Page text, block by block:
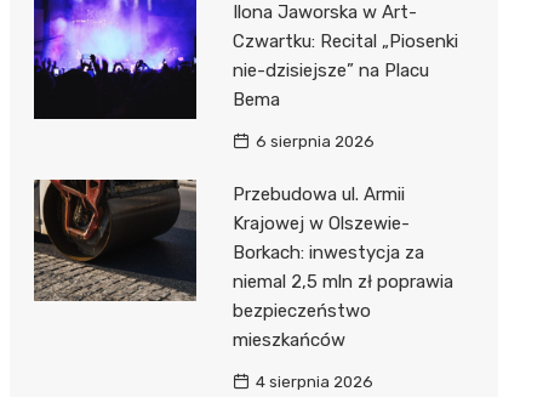
Ilona Jaworska w Art-
Czwartku: Recital „Piosenki
nie-dzisiejsze” na Placu
Bema
6 sierpnia 2026
Przebudowa ul. Armii
Krajowej w Olszewie-
Borkach: inwestycja za
niemal 2,5 mln zł poprawia
bezpieczeństwo
mieszkańców
4 sierpnia 2026